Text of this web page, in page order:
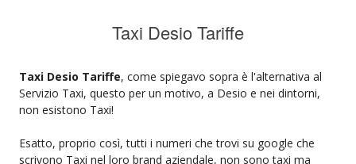
Taxi Desio Tariffe
Taxi Desio Tariffe, come spiegavo sopra è l'alternativa al
Servizio Taxi, questo per un motivo, a Desio e nei dintorni,
non esistono Taxi!
Esatto, proprio così, tutti i numeri che trovi su google che
scrivono Taxi nel loro brand aziendale, non sono taxi ma